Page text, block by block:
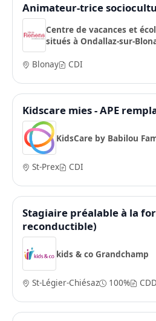
Animateur-trice
Centre de vacances et
situés à Ondallaz-sur-
Blonay
CDI
Kidscare mies - APE
KidsCare by Babilou
St-Prex CDI
Stagiaire préalable à la
reconductible)
kids & co Grandchamp
St-Légier-Chiésaz 100% CDD